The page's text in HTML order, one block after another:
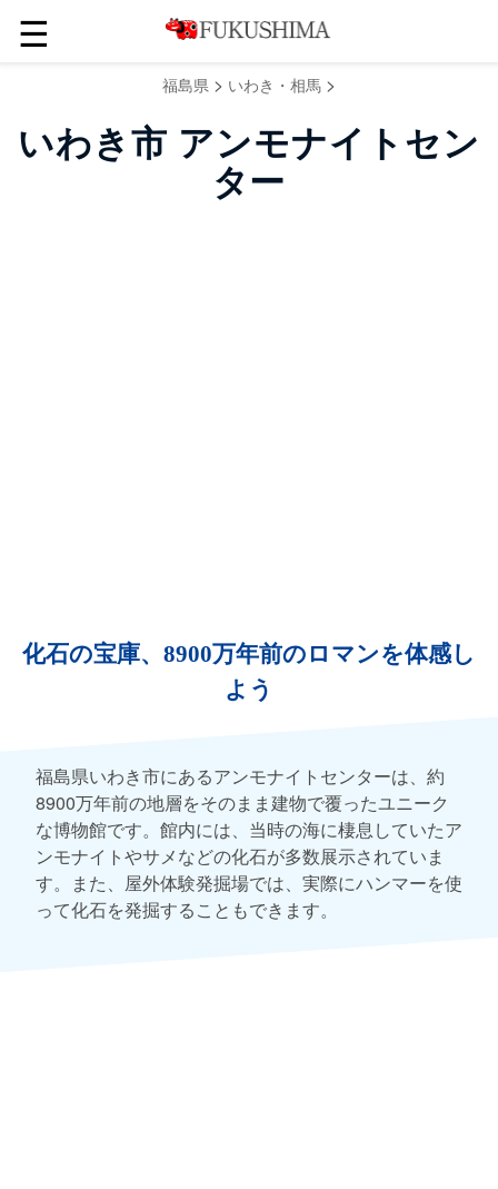
☰
福島県 > いわき・相馬 >
いわき市 アンモナイトセン
ター
化石の宝庫、8900万年前のロマンを体感し
よう
福島県いわき市にあるアンモナイトセンターは、約
8900万年前の地層をそのまま建物で覆ったユニーク
な博物館です。館内には、当時の海に棲息していたア
ンモナイトやサメなどの化石が多数展示されていま
す。また、屋外体験発掘場では、実際にハンマーを使
って化石を発掘することもできます。